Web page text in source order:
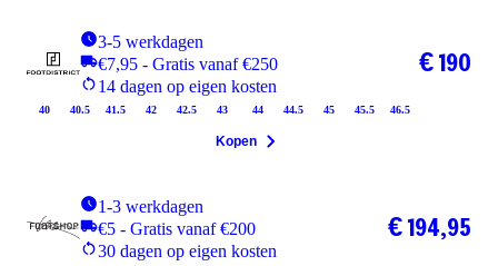
3-5 werkdagen
€7,95 - Gratis vanaf €250
14 dagen op eigen kosten
40 40.5 41.5 42 42.5 43 44 44.5 45 45.5 46.5
€ 190
Kopen
1-3 werkdagen
€5 - Gratis vanaf €200
30 dagen op eigen kosten
€ 194,95